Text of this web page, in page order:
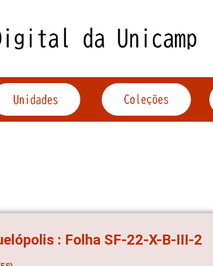
: Folha SF-22-X-B-III-2